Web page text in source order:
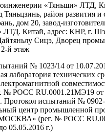
«Тяньши» ЛТД,
Тяньцзинь, район развития
дом 20, завод-
ЛТД. Китай, адрес: КНР, г.
Сицэ, Дворец
й этаж
№ 1023/14 от
лаборатория технических
№ РОСС RU.0001.21МЭ19 от
Протокол испытаний №
центр промышленной
(peг. № РОСС
05.05.2016 г.)